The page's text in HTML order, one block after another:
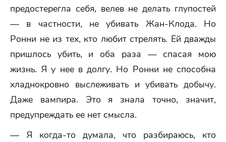
предостерегла себя, велев не делать глупостей
— в частности, не убивать Жан-Клода. Но
Ронни не из тех, кто любит стрелять. Ей дважды
пришлось убить, и оба раза — спасая мою
жизнь. Я у нее в долгу. Но Ронни не способна
хладнокровно выслеживать и убивать добычу.
Даже вампира. Это я знала точно, значит,
предупреждать ее нет смысла.
— Я когда-то думала, что разбираюсь, кто